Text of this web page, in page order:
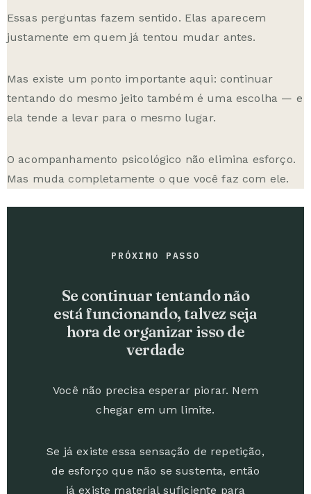
Essas perguntas fazem sentido. Elas aparecem
justamente em quem já tentou mudar antes.
Mas existe um ponto importante aqui: continuar
tentando do mesmo jeito também é uma escolha — e
ela tende a levar para o mesmo lugar.
O acompanhamento psicológico não elimina esforço.
Mas muda completamente o que você faz com ele.
PRÓXIMO PASSO
Se continuar tentando não
está funcionando, talvez seja
hora de organizar isso de
verdade
Você não precisa esperar piorar. Nem
chegar em um limite.
Se já existe essa sensação de repetição,
de esforço que não se sustenta, então
já existe material suficiente para